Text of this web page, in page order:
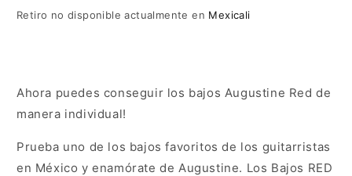
Retiro no disponible actualmente en Mexicali
Ahora puedes conseguir los bajos Augustine Red de
manera individual!
Prueba uno de los bajos favoritos de los guitarristas
en México y enamórate de Augustine. Los Bajos RED